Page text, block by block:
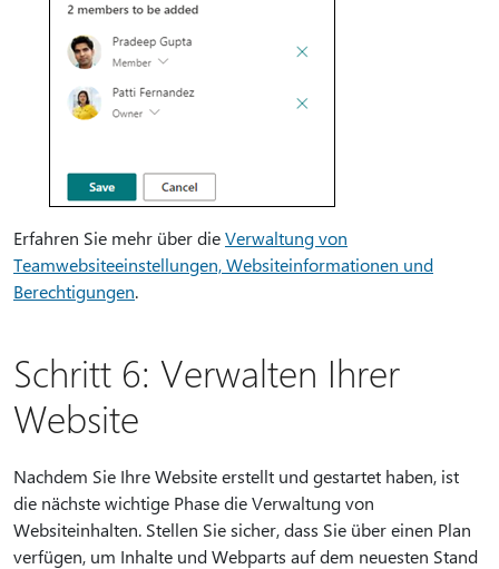
Erfahren Sie mehr über dieVerwaltung von
Teamwebsiteeinstellungen, Websiteinformationen und
Berechtigungen.
Schritt 6: Verwalten Ihrer
Website
Nachdem Sie Ihre Website erstellt und gestartet haben, ist
die nächste wichtige Phase die Verwaltung von
Websiteinhalten. Stellen Sie sicher, dass Sie über einen Plan
verfügen, um Inhalte und Webparts auf dem neuesten Stand